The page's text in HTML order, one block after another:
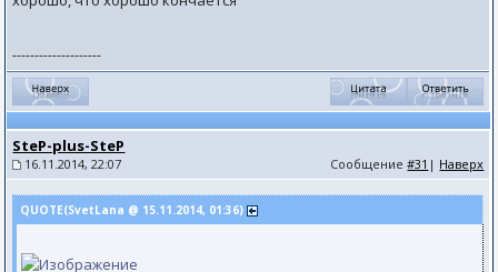
--------------------
SteP-plus-SteP
16.11.2014, 22:07 Сообщение#31 | Наверх
QUOTE(SvetLana @ 15.11.2014, 01:36)